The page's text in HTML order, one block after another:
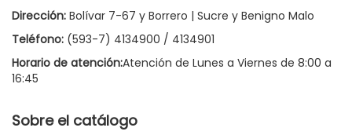
Dirección: Bolívar 7-67 y Borrero | Sucre y Benigno Malo
Teléfono: (593-7) 4134900 / 4134901
Horario de atención:Atención de Lunes a Viernes de 8:00 a
16:45
Sobre el catálogo